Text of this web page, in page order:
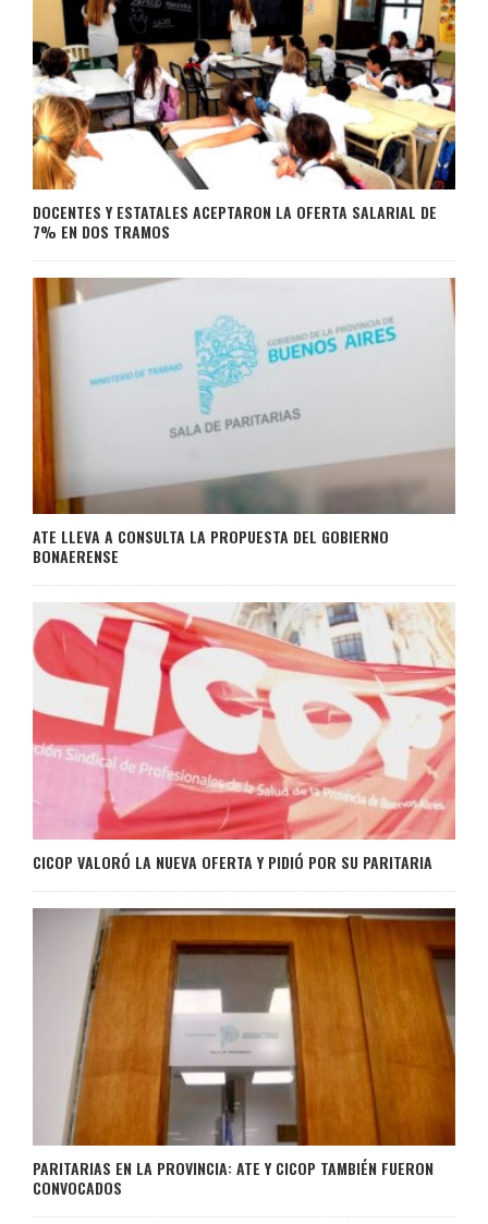
DOCENTES Y ESTATALES ACEPTARON LA OFERTA SALARIAL DE
7% EN DOS TRAMOS
ATE LLEVA A CONSULTA LA PROPUESTA DEL GOBIERNO
BONAERENSE
CICOP VALORÓ LA NUEVA OFERTA Y PIDIÓ POR SU PARITARIA
PARITARIAS EN LA PROVINCIA: ATE Y CICOP TAMBIÉN FUERON
CONVOCADOS